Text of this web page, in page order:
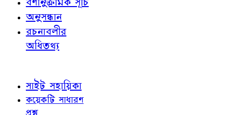
অনুসন্ধান
রচনাবলীর
অধিতথ্য
সাইট সহায়িকা
কয়েকটি সাধারণ
প্রশ্ন